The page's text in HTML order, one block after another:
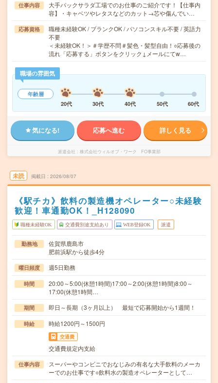
仕事内容
大手パックサラダ工場でのお仕事のご紹介です！【仕事内
容】・キャベツやレタスなどのカット→芯や傷んでい…
応募資格
職種未経験OK / ブランクOK / パソコンスキル不要 / 英語力
不要
＜未経験OK！＞＃学歴不問＃髪色・髪型自由！○応募後の
流れ「応募する」ボタンをクリック↓メールにてw…
職場の雰囲気
年齢層
20代
30代 40代 50代 60代
気になる! 応募へ進む 詳しく見る
派遣会社 株式会社ウィルオブ・ワーク FO事業部
未読 掲載日 2026/08/07
《駅チカ》飲料の製造機オペレーター○未経験
歓迎！車通勤OK！_H128090
職種未経験OK 交通費別途支給あり WEB登録OK 派遣
勤務地
佐賀県鹿島市
肥前浜駅から徒歩4分
曜日頻度 週5日勤務
時間
20:00～5:00(休憩1時間)17:00～2:00(休憩1時間)8:00～
17:00(休憩1時間…
期間 即日～長期（3ヶ月以上） 最短で応募開始から1週間！
時給 時給1200円～1500円
交通費
交通費規定内支給
仕事内容
スーパーやコンビニでおなじみの有名な大手飲料のメーカ
ーでのお仕事です○飲料水の製造オペレーターとして…